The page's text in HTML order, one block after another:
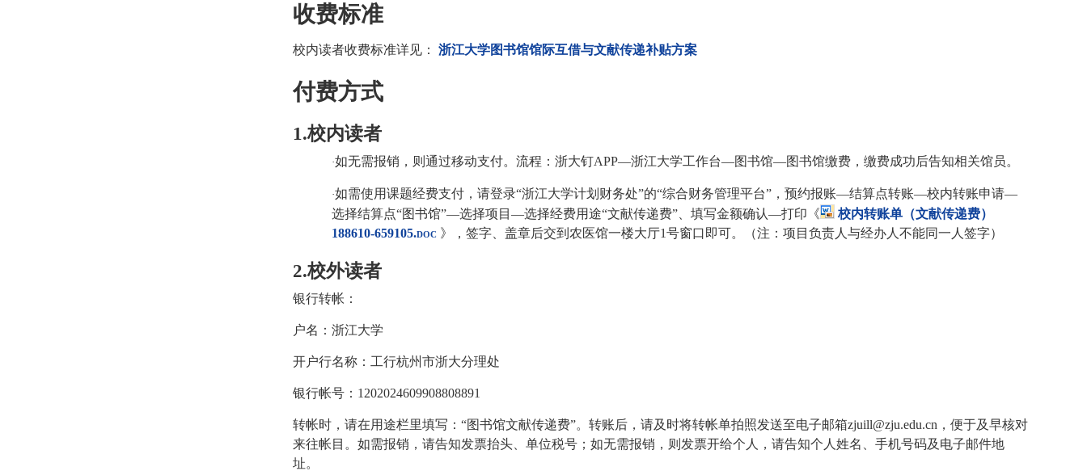
收费标准
校内读者收费标准详见： 浙江大学图书馆馆际互借与文献传递补贴方案
付费方式
1.校内读者
·如无需报销，则通过移动支付。流程：浙大钉APP—浙江大学工作台—图书馆—图书馆缴费，缴费成功后告知相关馆员。
·如需使用课题经费支付，请登录“浙江大学计划财务处”的“综合财务管理平台” ，预约报账—结算点转账—校内转账申请—
选择结算点“图书馆”—选择项目 —选择经费用途“文献传递费” 、填写金额确认—打印《
校内转账单（文献传递费）
188610-659105.doc 》，签字、盖章后交到农医馆一楼大厅1号窗口即可。（注：项目负责人与经办人不能同一人签字）
2.校外读者
银行转帐：
户名：浙江大学
开户行名称：工行杭州市浙大分理处
银行帐号： 1202024609908808891
转帐时，请在用途栏里填写： “图书馆文献传递费”。转账后，请及时将转帐单拍照发送至电子邮箱zjuill@zju.edu.cn ，便于及早核对
来往帐目。如需报销，请告知发票抬头、单位税号；如无需报销，则发票开给个人，请告知个人姓名、手机号码及电子邮件地
址。